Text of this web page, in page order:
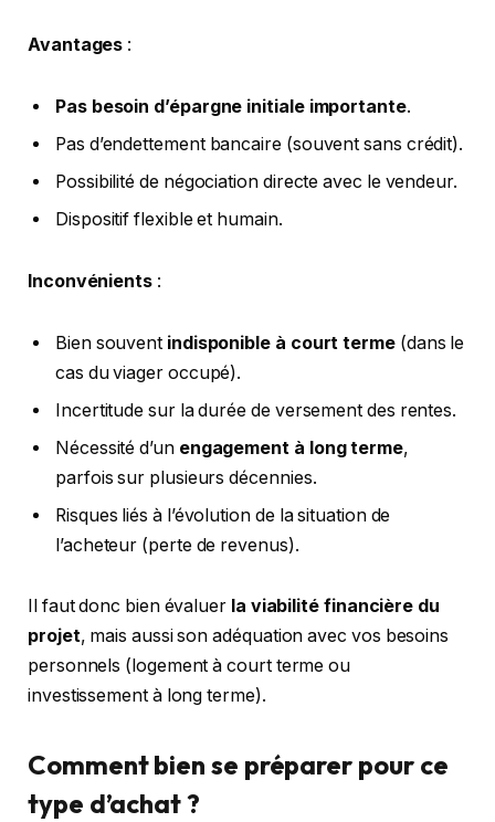
Avantages :
Pas besoin d’épargne initiale importante.
Pas d’endettement bancaire (souvent sans crédit).
Possibilité de négociation directe avec le vendeur.
Dispositif flexible et humain.
Inconvénients:
Bien souvent indisponible à court terme(dans le
cas du viager occupé).
Incertitude sur la durée de versement des rentes.
Nécessité d’un engagement à long terme,
parfois sur plusieurs décennies.
Risques liés à l’évolution de la situation de
l’acheteur (perte de revenus).
Il faut donc bien évaluer la viabilité financière du
projet, mais aussi son adéquation avec vos besoins
personnels (logement à court terme ou
investissement à long terme).
Comment bien se préparer pour ce
type d’achat ?